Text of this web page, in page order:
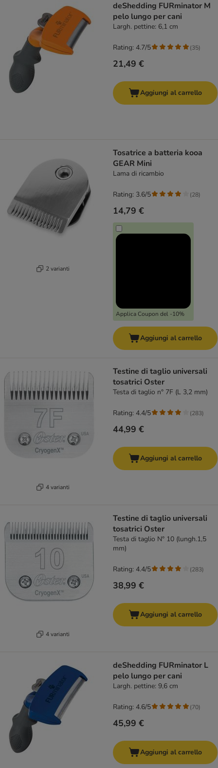
deShedding FURminator M
pelo lungo per cani
Largh. pettine: 6,1 cm
21,49 €
Rating: 4.7/5 (35)
Aggiungi al carrello
2 varianti
Tosatrice a batteria kooa
GEAR Mini
Lama di ricambio
14,79 €
Applica Coupon del -10%
Rating: 3.6/5 (28)
Aggiungi al carrello
4 varianti
Testine di taglio universali
tosatrici Oster
Testa di taglio n° 7F (L 3,2 mm)
44,99 €
Rating: 4.4/5 (283)
Aggiungi al carrello
4 varianti
Testine di taglio universali
tosatrici Oster
Testa di taglio N° 10 (lungh.1,5
mm)
38,99 €
Rating: 4.4/5 (283)
Aggiungi al carrello
deShedding FURminator L
pelo lungo per cani
Largh. pettine: 9,6 cm
45,99 €
Rating: 4.6/5 (70)
Aggiungi al carrello